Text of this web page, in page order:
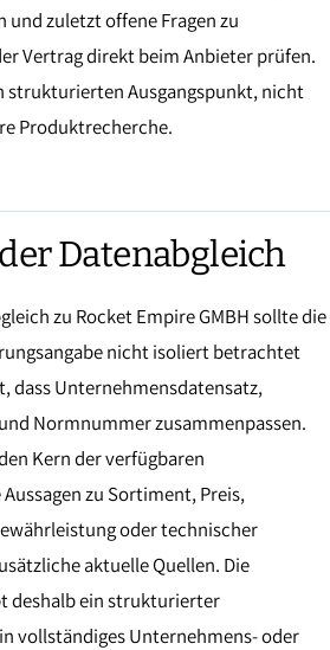
und zuletzt offene Fragen zu
Vertrag direkt beim Anbieter prüfen.
strukturierten Ausgangspunkt, nicht
Produktrecherche.
Datenabgleich
zu Rocket Empire GMBH sollte die
nicht isoliert betrachtet
dass Unternehmensdatensatz,
Normnummer zusammenpassen.
Kern der verfügbaren
zu Sortiment, Preis,
oder technischer
aktuelle Quellen. Die
deshalb ein strukturierter
vollständiges Unternehmens- oder